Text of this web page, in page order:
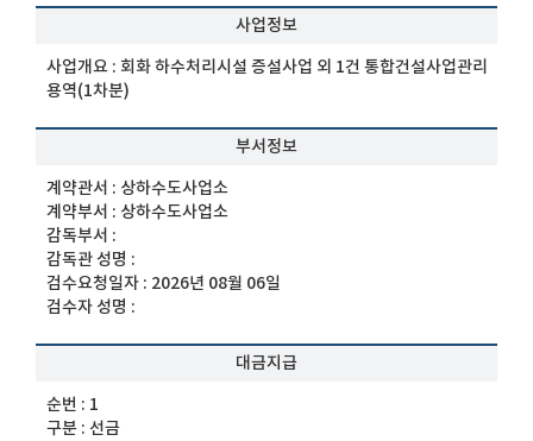
사업정보
사업개요 : 회화 하수처리시설 증설사업 외 1건 통합건설사업관리
용역(1차분)
부서정보
계약관서 : 상하수도사업소
계약부서 : 상하수도사업소
감독부서 :
감독관 성명 :
검수요청일자 : 2026년 08월 06일
검수자 성명 :
대금지급
순번 : 1
구분 : 선금